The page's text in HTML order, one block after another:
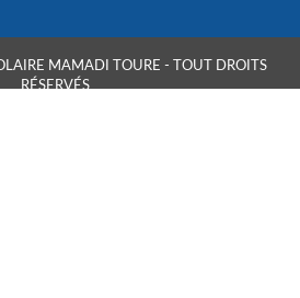
MAMADI TOURE - TOUT DROITS
RÉSERVÉS